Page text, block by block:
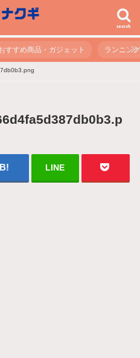
search
すすめ商品・ガジェット ランニング
LINE